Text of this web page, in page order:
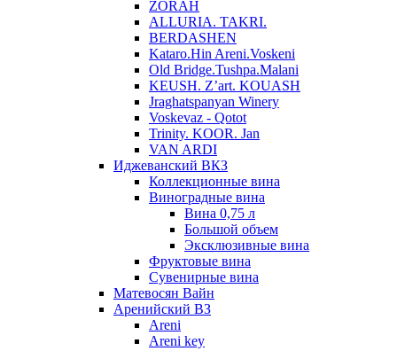
ZORAH
ALLURIA. TAKRI.
BERDASHEN
Kataro.Hin Areni.Voskeni
Old Bridge.Tushpa.Malani
KEUSH. Z’art. KOUASH
Jraghatspanyan Winery
Voskevaz - Qotot
Trinity. KOOR. Jan
VAN ARDI
Иджеванский ВКЗ
Коллекционные вина
Виноградные вина
Вина 0,75 л
Большой объем
Эксклюзивные вина
Фруктовые вина
Cувенирные вина
Матевосян Вайн
Аренийский ВЗ
Areni
Areni key